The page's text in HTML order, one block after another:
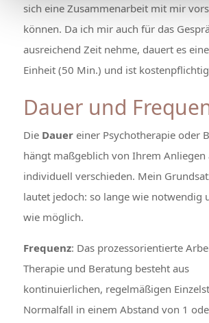
sich eine Zusammenarbeit mit mir
können. Da ich mir auch für das
ausreichend Zeit nehme, dauert es
Einheit (50 Min.) und ist
Dauer und
Die Dauereiner Psychotherapie oder
hängt maßgeblich von Ihrem Anliegen
individuell verschieden. Mein
lautet jedoch: so lange wie notwendig
wie möglich.
Frequenz: Das prozessorientierte
Therapie und Beratung besteht aus
kontinuierlichen, regelmäßigen
Normalfall in einem Abstand von 1